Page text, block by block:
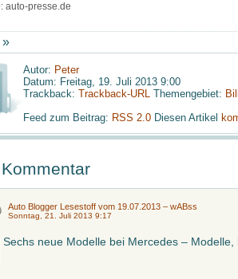
auto-presse.de
»
Autor: Peter
Datum: Freitag, 19. Juli 2013 9:00
Trackback: Trackback-URL Themengebiet:
Feed zum Beitrag: RSS 2.0 Diesen Artikel
Auto Blogger Lesestoff vom 19.07.2013 – wABss
Sonntag, 21. Juli 2013 9:17
neue Modelle bei Mercedes – Modelle,